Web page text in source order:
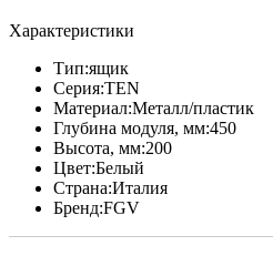
Характеристики
Тип:ящик
Серия:TEN
Материал:Металл/пластик
Глубина модуля, мм:450
Высота, мм:200
Цвет:Белый
Страна:Италия
Бренд:FGV